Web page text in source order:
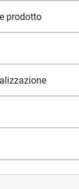
prodotto